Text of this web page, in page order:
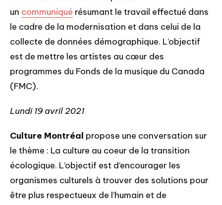
un communiqué résumant le travail effectué dans
le cadre de la modernisation et dans celui de la
collecte de données démographique. L’objectif
est de mettre les artistes au cœur des
programmes du Fonds de la musique du Canada
(FMC).
Lundi 19 avril 2021
Culture Montréal propose une conversation sur
le thème : La culture au coeur de la transition
écologique. L’objectif est d’encourager les
organismes culturels à trouver des solutions pour
être plus respectueux de l’humain et de